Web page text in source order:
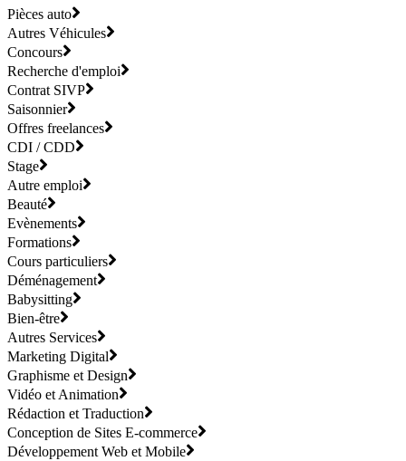
Pièces auto
Autres Véhicules
Concours
Recherche d'emploi
Contrat SIVP
Saisonnier
Offres freelances
CDI / CDD
Stage
Autre emploi
Beauté
Evènements
Formations
Cours particuliers
Déménagement
Babysitting
Bien-être
Autres Services
Marketing Digital
Graphisme et Design
Vidéo et Animation
Rédaction et Traduction
Conception de Sites E-commerce
Développement Web et Mobile